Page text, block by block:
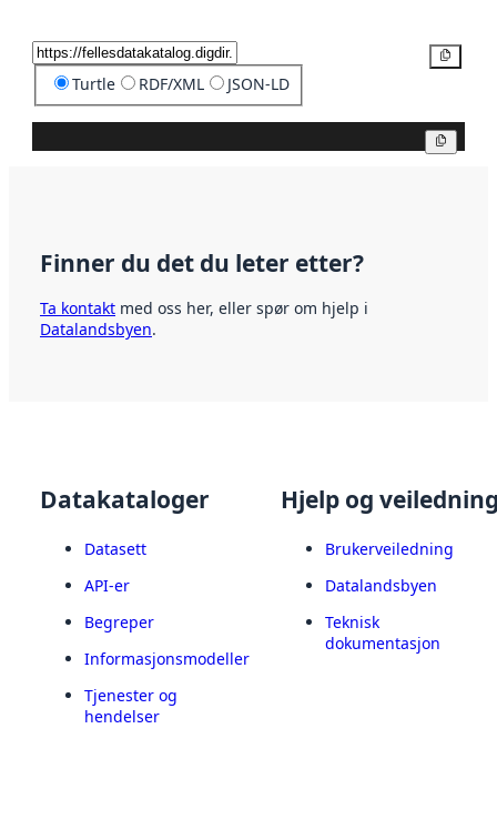
Turtle RDF/XML JSON-LD
Finner du det du leter etter?
Ta kontakt med oss her, eller spør om hjelp i
Datalandsbyen.
Datakataloger
Datasett
API-er
Begreper
Informasjonsmodeller
Tjenester og
hendelser
Hjelp og
Brukerveiledning
Datalandsbyen
Teknisk
dokumentasjon